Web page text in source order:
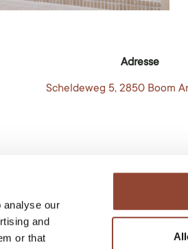
analyse our
and
or that
Adresse
Scheldeweg 5, 2850 Boom